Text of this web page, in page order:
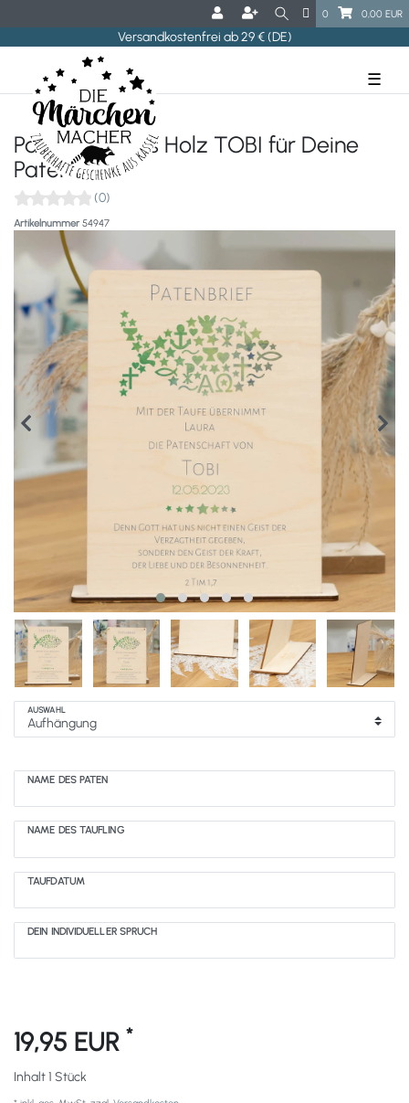
0 0,00 EUR
Versandkostenfrei ab 29 € (DE)
☰
Patenbrief aus Holz TOBI für Deine
Paten
(0)
Artikelnummer 54947
AUSWAHL
NAME DES PATEN
NAME DES TÄUFLING
TAUFDATUM
DEIN INDIVIDUELLER SPRUCH
19,95 EUR *
Inhalt1 Stück